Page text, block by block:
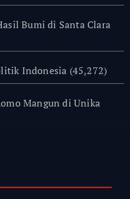
Bumi di Santa Clara
Indonesia (45,272)
Mangun di Unika